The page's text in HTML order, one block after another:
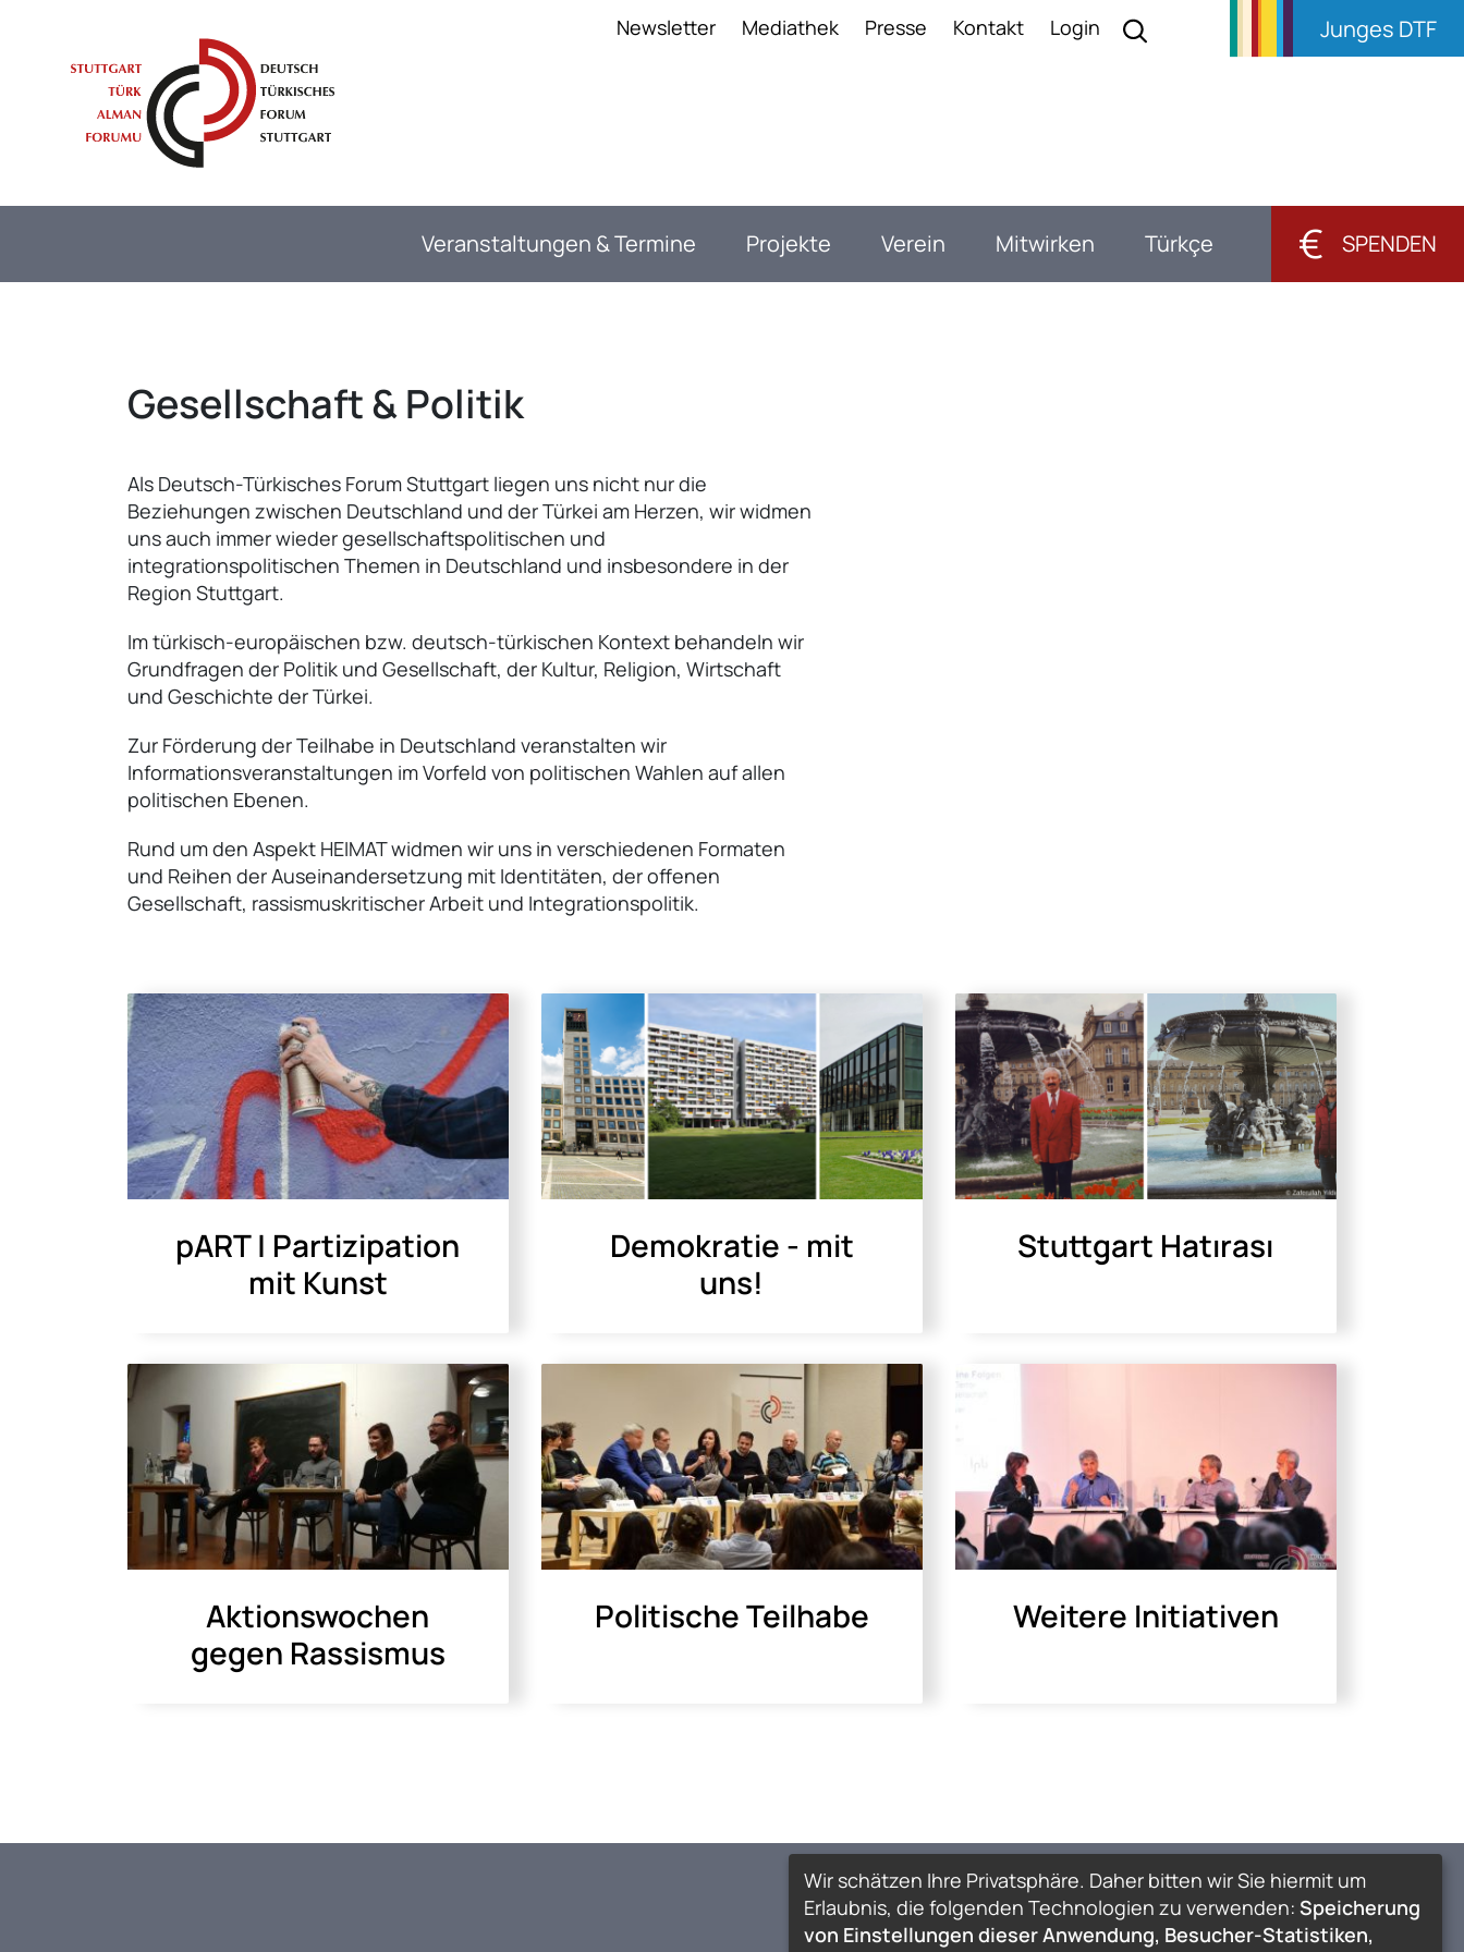
Newsletter Mediathek Presse Kontakt Login Junges DTF
Veranstaltungen & Termine Projekte Verein Mitwirken Türkçe € SPENDEN
Gesellschaft & Politik
Als Deutsch-Türkisches Forum Stuttgart liegen uns nicht nur die
Beziehungen zwischen Deutschland und der Türkei am Herzen, wir widmen
uns auch immer wieder gesellschaftspolitischen und
integrationspolitischen Themen in Deutschland und insbesondere in der
Region Stuttgart.
Im türkisch-europäischen bzw. deutsch-türkischen Kontext behandeln wir
Grundfragen der Politik und Gesellschaft, der Kultur, Religion, Wirtschaft
und Geschichte der Türkei.
Zur Förderung der Teilhabe in Deutschland veranstalten wir
Informationsveranstaltungen im Vorfeld von politischen Wahlen auf allen
politischen Ebenen.
Rund um den Aspekt HEIMAT widmen wir uns in verschiedenen Formaten
und Reihen der Auseinandersetzung mit Identitäten, der offenen
Gesellschaft, rassismuskritischer Arbeit und Integrationspolitik.
pART | Partizipation
mit Kunst
Demokratie - mit
uns!
Stuttgart Hatırası
Aktionswochen
gegen Rassismus
Politische Teilhabe Weitere Initiativen
Wir schätzen Ihre Privatsphäre. Daher bitten wir Sie hiermit um
Erlaubnis, die folgenden Technologien zu verwenden: Speicherung
von Einstellungen dieser Anwendung, Besucher-Statistiken,